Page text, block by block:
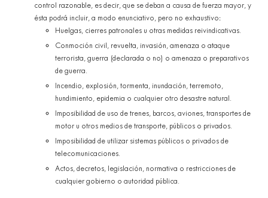
control razonable, es decir, que se deban a causa de fuerza mayor, y
ésta podrá incluir, a modo enunciativo, pero no exhaustivo:
Huelgas, cierres patronales u otras medidas reivindicativas.
Conmoción civil, revuelta, invasión, amenaza o ataque
terrorista, guerra (declarada o no) o amenaza o preparativos
de guerra.
Incendio, explosión, tormenta, inundación, terremoto,
hundimiento, epidemia o cualquier otro desastre natural.
Imposibilidad de uso de trenes, barcos, aviones, transportes de
motor u otros medios de transporte, públicos o privados.
Imposibilidad de utilizar sistemas públicos o privados de
telecomunicaciones.
Actos, decretos, legislación, normativa o restricciones de
cualquier gobierno o autoridad pública.